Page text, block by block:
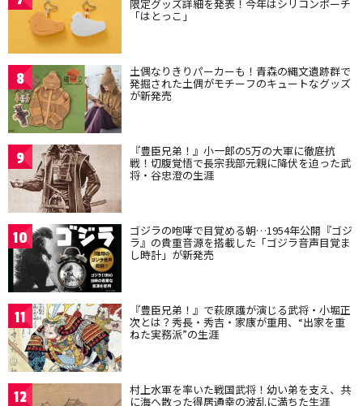
限定グッズ詳細を発表！今年はシリコンポーチ
「はとっこ」
8 土偶なりきりパーカーも！青森の縄文遺跡群で
発掘された土偶がモチーフのキュートなグッズ
が新発売
9 『豊臣兄弟！』小一郎の5万の大軍に徹底抗
戦！切腹覚悟で長宗我部元親に降伏を迫った武
将・谷忠澄の生涯
10 ゴジラの咆哮で目覚める朝…1954年公開『ゴジ
ラ』の貴重音源を搭載した「ゴジラ音声目覚ま
し時計」が新発売
11 『豊臣兄弟！』で萩原護が演じる武将・小堀正
次とは？秀長・秀吉・家康が重用、“出家を重
ねた実務派”の生涯
12 村上水軍を率いた戦国武将！幼い弟を支え、共
に海へ散った得居通幸の波乱に満ちた生涯